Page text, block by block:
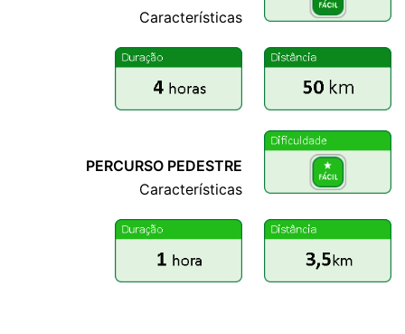
Características
PERCURSO PEDESTRE
Características